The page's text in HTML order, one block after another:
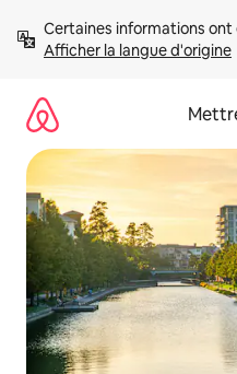
directement
Afficher la langue d'origine